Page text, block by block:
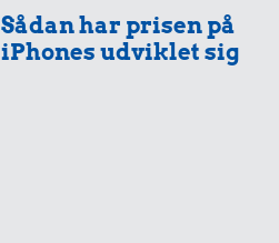
Sådan har prisen på
iPhones udviklet sig